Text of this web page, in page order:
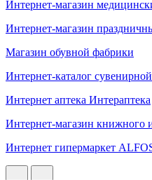
Интернет-магазин
Интернет-магазин
Магазин обувной фабрики
Интернет-каталог
Интернет аптека Интераптека
Интернет-магазин книжного
Интернет гипермаркет